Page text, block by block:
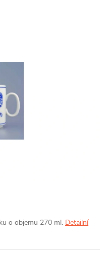
o objemu 270 ml. Detailní